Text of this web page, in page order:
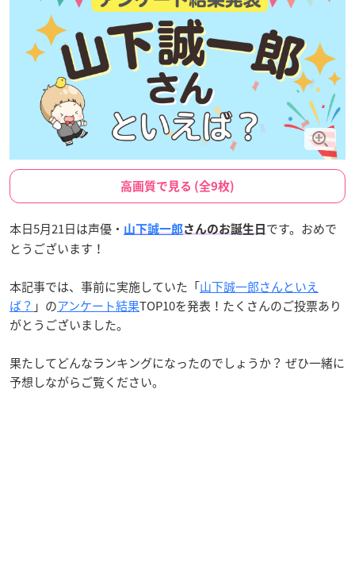
高画質で見る (全9枚)
本日5月21日は声優・ 山下誠一郎さんのお誕生日 です。おめで
とうございます！
本記事では、事前に実施していた「山下誠一郎さんといえ
ば？ 」のアンケート結果TOP10を発表！たくさんのご投票あり
がとうございました。
果たしてどんなランキングになったのでしょうか？ ぜひ一緒に
予想しながらご覧ください。